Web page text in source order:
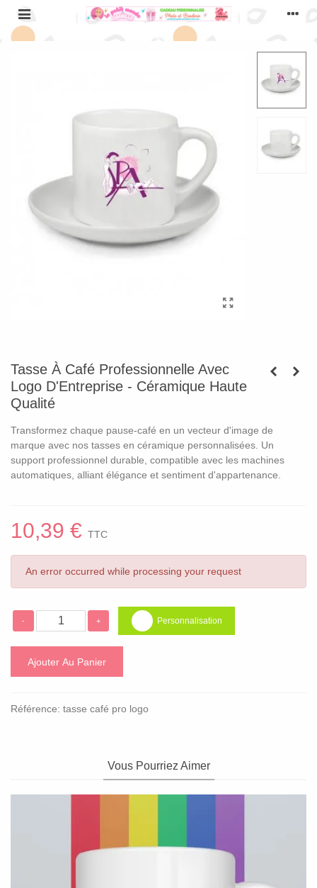
Tasse À Café Professionnelle Avec
Logo D'Entreprise - Céramique Haute
Qualité
Transformez chaque pause-café en un vecteur d'image de
marque avec nos tasses en céramique personnalisées. Un
support professionnel durable, compatible avec les machines
automatiques, alliant élégance et sentiment d'appartenance.
10,39 € TTC
An error occurred while processing your request
- + Personnalisation
Ajouter Au Panier
Référence: tasse café pro logo
Vous Pourriez Aimer